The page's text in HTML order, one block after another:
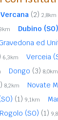
Vercana (2) 2,8km
Dubino (SO)
ed
6,3km Verceia
Dongo (3) 8,0km
8,2km Novate
(1) 9,1km
Rogolo (SO) (1)